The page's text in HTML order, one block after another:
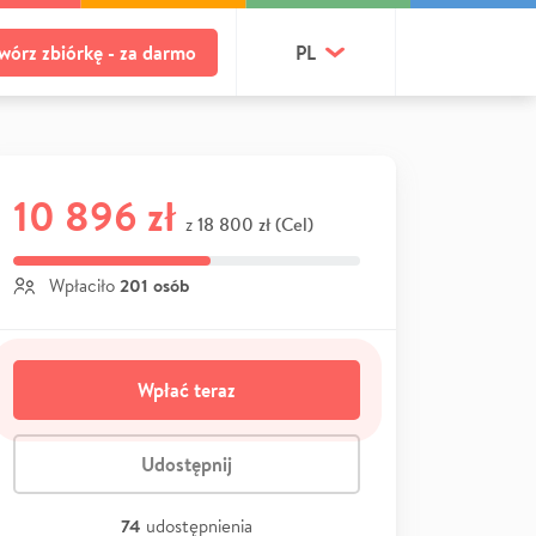
zbiórkę - za darmo PL
10 896 zł z 18 800 zł (Cel)
Wpłaciło 201 osób
Wpłać teraz
Udostępnij
74 udostępnienia